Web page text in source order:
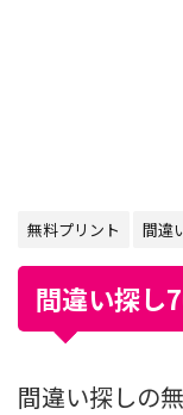
無料プリント 間違
間違い探し
間違い探しの